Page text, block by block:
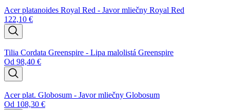
Acer platanoides Royal Red - Javor mliečny Royal Red
122,10 €
Tilia Cordata Greenspire - Lipa malolistá Greenspire
Od 98,40 €
Acer plat. Globosum - Javor mliečny Globosum
Od 108,30 €